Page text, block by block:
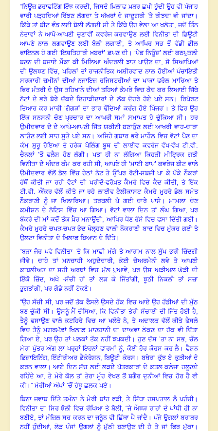
“ਨਿਊਜ਼ ਡਰਾਫਟਿੰਗ ਇੰਝ ਕਰਦੀ,ਜਿਸਦੇ ਖ਼ਿਲਾਫ ਖ਼ਬਰ ਛਪੀ ਹੁੰਦੀ ਉਹ ਵੀ ਪੰਜਾਹ
ਵਾਰੀ ਪੜ੍ਹਦਿਆਂ ਰਿੱਝਣ ਲੱਗਦਾ ਤੇ ਅੱਖਰਾਂ ਦੇ ਜਾਦੂਗਰੀ ’ਤੇ ਰੀਝਦਾ ਵੀ ਜਾਂਦਾ ।
ਕਿੱਥੇ ਤਾਂ ਬੀਟ ਵੰਡ ਲਈ ਬੋਲੀ ਲੱਗਦੀ ਸੀ ਤੇ ਕਿੱਥੇ ਉਹ ਵੇਲਾ ਆ ਖਲੋਤਾ, ਜਦੋਂ ਤਿੰਨ
ਨੇਤਾਵਾਂ ਨੇ ਆਪੋ-ਆਪਣੀ ਚੁਣਾਵੀਂ ਕਵਰੇਜ ਕਰਵਾਉਣ ਲਈ ਵਿਨੀਤਾ ਦੀ ਡਿਊਟੀ
ਆਪਣੇ ਨਾਲ ਲਗਵਾਉਣ ਲਈ ਬੋਲੀ ਲਗਾਈ, ਤੇ ਆਖਿਰ ਸਭ ਤੋਂ ਵੱਡੀ ਡੀਲ
ਫਾਇਨਲ ਹੋ ਗਈ ‘ਇਸ਼ਤਿਹਾਰੀ ਖ਼ਬਰਾਂ’ ਛਪਣ ਦੀ। ‘ਪੇਡ ਨਿਊਜ਼’ ਲਈ ਕਠਪੁਤਲੀ
ਬਣਨ ਦੀ ਬਜਾਏ ਮੌਕਾ ਕੀ ਮਿਲਿਆ ਅੰਦਰਲੀ ਝਾਤ ਪਾਉਣ ਦਾ, ਸੋ ਸਿਆਪਿਆਂ
ਦੀ ਉਲਝਣ ਵਿੱਚ, ਪਹਿਲਾਂ ਤਾਂ ਰਾਜਨੀਤਿਕ ਅਸ਼ੀਰਵਾਦ ਨਾਲ ਹੋਈਆਂ ਪੰਚਾਇਤੀ
ਸਰਕਾਰੀ ਜ਼ਮੀਨਾਂ ਦੀਆਂ ਨਜਾਇਜ਼ ਰਜਿਸਟਰੀਆਂ ਦਾ ਖਾਕਾ ਫਰੋਲ ਮਾਰਿਆ ਤੇ
ਫਿਰ ਮੰਤਰੀ ਦੇ ਉਸ ਤਹਿਖਾਨੇ ਦੀਆਂ ਤਹਿਆਂ ਕੈਮਰੇ ਵਿਚ ਕੈਦ ਕਰ ਲਿਆਈ ਜਿੱਥੇ
ਨੋਟਾਂ ਦੇ ਭਰੇ ਬੋਰੇ ਚੁੱਕਦੇ ਦਿਹਾੜੀਦਾਰਾਂ ਦੇ ਲੱਕ ਦੋਹਰੇ ਹੋਏ ਪਏ ਸਨ।ਰਿਪੋਰਟ
ਤਿਆਰ ਕਰ ਮਾਰੀ ‘ਗੋਗੜਾਂ ਦਾ ਭਾਰ ਢੌਂਦਿਆਂ ਕਰੰਗ ਹੋਏ ਪਿੰਜਰ’ । ਤੇ ਫਿਰ ਉਹ
ਇੱਕ ਸਨਸਨੀ ਚੋਣ ਪ੍ਰਚਾਰ ਦਾ ਆਖਰੀ ਸਮਾਂ ਸਮਾਪਤ ਹੋ ਚੁੱਕਿਆ ਸੀ।ਹਰ
ਉਮੀਦਵਾਰ ਦੇ ਦੇ ਆਪੋ-ਆਪਣੀ ਜਿੱਤ ਯਕੀਨੀ ਬਣਾਉਣ ਲਈ ਆਖਰੀ ਵਾਹ-ਚਾਰਾ
ਲਾਉਣ ਲਈ ਸਾਹ ਸੂਤੇ ਪਏ ਸਨ। ਅਜਿਹੇ ਗੁਬਾਰ ਭਰੇ ਮਾਹੌਲ ਵਿਚ ਵੋਟਾਂ ਪੈਣ ਦਾ
ਕੰਮ ਸ਼ੁਰੂ ਹੋਇਆ ਤੇ ਹਰੇਕ ਪੋਲਿੰਗ ਬੂਥ ਦੀ ਲਾਈਵ ਕਵਰੇਜ ਵੱਖ-ਵੱਖ ਟੀ.ਵੀ.
ਚੈਨਲਾਂ ’ਤੋਂ ਫਲੈਸ਼ ਹੋਣ ਲੱਗੀ। ਪਤਾ ਹੀ ਨਾ ਲੱਗਿਆ ਕਿਹੜੀ ਮੀਟ੍ਰਿਕ ਗਤੀ
ਵਿਨੀਤਾ ਦੇ ਅੰਦਰ ਕੰਮ ਕਰ ਰਹੀ ਸੀ,ਆਪਣੇ ਹੀ ‘ਮਾਈ ਬਾਪ’ ਕਵਰੇਜ ਬੀਟ ਵਾਲੇ
ਉਮੀਦਵਾਰ ਵੱਲੋਂ ਡੋਲ ਵਿੱਚ ਹੇਠਾਂ ਨੋਟ ਤੇ ਉੱਪਰ ਰੋਟੀ-ਸਬਜ਼ੀ ਪਾ ਕੇ ਪੱਕੇ ਨੌਕਰਾਂ
ਹੱਥੋਂ ਕੀਤੀ ਜਾ ਰਹੀ ਵੋਟਾਂ ਦੀ ਖਰੀਦੋ-ਫਰੋਖ਼ਤ ਕੈਮਰੇ ਵਿਚ ਕੈਦ ਕੀਤੀ, ਤੇ ਇੱਕ
ਟੀ.ਵੀ. ਐਂਕਰ ਵੱਲੋਂ ਕੀਤੇ ਜਾ ਰਹੇ ਲਾਈਵ ਟੈਲੀਕਾਸਟ ਕੈਮਰੇ ਮੁਹਰੇ ਡੋਲ ਸਮੇਤ
ਨੌਕਰਾਣੀ ਨੂੰ ਜਾ ਖਿਲਾਰਿਆ।ਤਰਥਲੀ ਪੈ ਗਈ ਚਾਰੇ ਪਾਸੇ।ਮਾਮਲਾ ਚੋਣ
ਕਮੀਸ਼ਨ ਦੇ ਨੋਟਿਸ ਵਿੱਚ ਆ ਗਿਆ।ਵੋਟਾਂ ਵਾਲਾ ਦਿਨ ਤਾਂ ਲੰਘ ਗਿਆ,ਪਰ
ਬੱਕਰੇ ਦੀ ਮਾਂ ਕਦੋਂ ਤੱਕ ਖ਼ੈਰ ਮਨਾਉਂਦੀ, ਆਖਿਰ ਧੌਣ ਰੱਸੇ ਵਿਚ ਫਸਾ ਦਿੱਤੀ ਗਈ।
ਕੈਮਰੇ ਮੁਹਰੇ ਚਪੜ-ਚਪੜ ਭੇਦ ਖੋਲ੍ਹਣ ਵਾਲੀ ਨੌਕਰਾਣੀ ਬਾਦ ਵਿਚ ਮੁੱਕਰ ਗਈ ਤੇ
ਉਲਟਾ ਵਿਨੀਤਾ ਦੇ ਖ਼ਿਲਾਫ ਬਿਆਨ ਦੇ ਦਿੱਤੇ।
“ਬੜਾ ਜੋਰ ਪਵੇ ਵਿਨੀਤਾ ’ਤੇ ਕਿ ਮਾਫ਼ੀ ਮੰਗੇ ਤੇ ਆਰਾਮ ਨਾਲ ਸੁੱਖ ਭਰੀ ਜ਼ਿੰਦਗੀ
ਜੀਵੇ।ਚਾਹੇ ਤਾਂ ਮਨਚਾਹੀ ਅਹੁਦੇਦਾਰੀ,ਕੋਈ ਚੇਅਰਮੈਨੀ ਲਵੇ ਤੇ ਆਪਣੀ
ਕਾਬਲੀਅਤ ਦਾ ਸਹੀ ਅਰਥਾਂ ਵਿਚ ਮੁੱਲ ਪੁਆਵੇ,ਪਰ ਉਸ ਅੜੀਅਲ ਘੋੜੀ ਦੀ
ਇੱਕੋ ਜ਼ਿੱਦ,ਅਖੇ -ਸੱਚੀ ਹਾਂ ਤਾਂ ਲੜ ਕੇ ਜਿੱਤਾਂਗੀ, ਝੂਠੀ ਨਿਕਲੀ ਤਾਂ ਸਜ਼ਾ
ਭੁਗਤਾਂਗੀ, ਪਰ ਗੋਡੇ ਨਹੀਂ ਟੇਕਣੇ।
“ਉਹ ਸੱਚੀ ਸੀ, ਪਰ ਜਦੋਂ ਤੱਕ ਫੈਸਲੇ ਉਸਦੇ ਹੱਕ ਵਿਚ ਆਏ ਉਹ ਹੱਡੀਆਂ ਦੀ ਮੁੱਠ
ਬਣ ਚੁੱਕੀ ਸੀ। ਉਸਨੂੰ ਮੈਂ ਦੱਸਿਆ,ਕਿ ਵਿਨੀਤਾ ਤੇਰੀ ਸੱਚਾਈ ਦੀ ਜਿੱਤ ਹੋਈ ਹੈ,
ਤੈਨੂੰ ਫਸਾਉਣ ਵਾਲੇ ਕਟਹਿਰੇ ਵਿਚ ਆ ਖਲੋਤੇ ਨੇ, ਤੇ ਅਦਾਲਤ ਵੱਲੋਂ ਕੀਤੇ ਫੈਸਲੇ
ਵਿਚ ਤੈਨੂੰ ਮਗਰਮੱਛਾਂ ਖਿਲਾਫ਼ ਮਾਣਹਾਨੀ ਦਾ ਦਾਅਵਾ ਠੋਕਣ ਦਾ ਹੱਕ ਵੀ ਦਿੱਤਾ
ਗਿਆ ਏ, ਪਰ ਉਹ ਤਾਂ ਪਲਕਾਂ ਤੱਕ ਨਹੀਂ ਝਪਕਦੀ।ਹੁਣ ਦੱਸ ’ਤਾ ਨਾ ਸਭ,ਚੱਲ
ਮੇਰਾ ਪੁੱਤਰ ਅੱਗ ਲਾ ਪਰ੍ਹਾਂ ਇਹਨਾਂ ਫਾਰਮਾਂ ਨੂੰ, ਕੋਈ ਹੋਰ ਕੋਰਸ ਕਰ ਲੈ ।ਫੈਸ਼ਨ
ਡਿਜ਼ਾਇਨਿੰਗ,ਇੰਟੀਰੀਅਰ ਡੈਕੋਰੇਸ਼ਨ,ਬਿਊਟੀ ਕੋਰਸ।ਬਥੇਰਾ ਕੁੱਝ ਏ ਕੁੜੀਆਂ ਦੇ
ਕਰਨ ਵਾਲਾ।ਆਏ ਦਿਨ ਸੱਚ ਲਈ ਲੜਦੇ ਪੱਤਰਕਾਰਾਂ ਦੇ ਕਤਲ ਕਲੇਜਾ ਹਲੂਣਦੇ
ਰਹਿੰਦੇ ਆ,ਤੇ ਮੇਰੇ ਕੋਲ ਤਾਂ ਤੇਰਾ ਮੂੰਹ ਵੇਖਣ ਤੋਂ ਬਗੈਰ ਦੁਨੀਆਂ ਵਿਚ ਹੋਰ ਹੈ ਵੀ
ਕੀ।” ਮੇਰੀਆਂ ਅੱਖਾਂ ’ਚੋਂ ਹੰਝੂ ਛਲਕ ਪਏ ।
ਬਿਨਾ ਜਵਾਬ ਦਿੱਤੇ ਤਮੰਨਾ ਨੇ ਮੇਰੀ ਬਾਂਹ ਫੜੀ,ਤੇ ਸਿੱਧਾ ਹਸਪਤਾਲ ਲੈ ਪਹੁੰਚੀ।
ਵਿਨੀਤਾ ਦਾ ਸਿਰ ਝੋਲੀ ਵਿਚ ਰੱਖਿਆ ਤੇ ਬੋਲੀ, “ਜੇ ਔਝੜ ਰਾਹਾਂ ਦੇ ਪਾਂਧੀ ਹੀ ਨਾ
ਬਣੀਏ,ਤਾਂ ਮੰਜ਼ਿਲ ਸਰ ਕਰਨ ਦਾ ਜਨੂੰਨ ਵੀ ਛਿੱਥਾ ਪੈ ਜਾਂਦੈ। ਪੰਜੇ ਉਗਲਾਂ ਬਰਾਬਰ
ਨਹੀਂ ਹੁੰਦੀਆਂ,ਲੋੜ ਪੰਜਾਂ ਉਗਲਾਂ ਨੂੰ ਮੁੱਠੀ ਬਣਾਉਣ ਦੀ ਹੈ ਤੇ ਜਾਂ ਫਿਰ ਮੁੱਕਾ ।